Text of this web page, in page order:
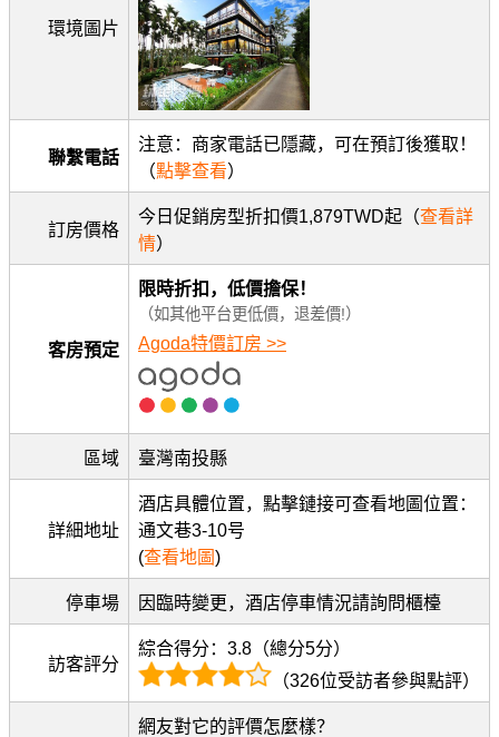
環境圖片
聯繫電話
注意：商家電話已隱藏，可在預訂後獲取！
（點擊查看）
訂房價格
今日促銷房型折扣價1,879TWD起（查看詳
情）
客房預定
限時折扣，低價擔保！
（如其他平台更低價，退差價!）
Agoda特價訂房 >>
區域 臺灣南投縣
詳細地址
酒店具體位置，點擊鏈接可查看地圖位置：
通文巷3-10号
(查看地圖)
停車場 因臨時變更，酒店停車情況請詢問櫃檯
訪客評分
綜合得分：3.8（總分5分）
（326位受訪者參與點評）
網友對它的評價怎麼樣？